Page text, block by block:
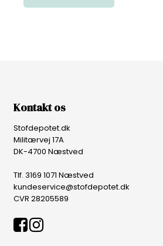
Kontakt os
Stofdepotet.dk
Militærvej 17A
DK-4700 Næstved
Tlf. 3169 1071 Næstved
kundeservice@stofdepotet.dk
CVR 28205589